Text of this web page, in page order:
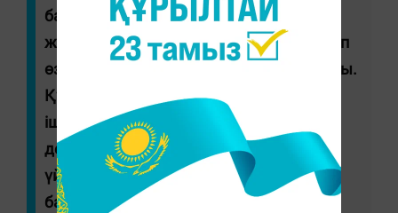
басқармасынан анықтамасын алып
жұмыспен қамту орталықтарына барып
өздерінің өтініштерін қалдыруға құқылы.
Құжаттарды 8 күн ішінде қарап, 3 күн
ішінде төлемін төлеп беретін болады", -
деді облыстық жұмыспен қамтуды
үйлестіру және әлеуметтік
бағдарламалар басқармасының